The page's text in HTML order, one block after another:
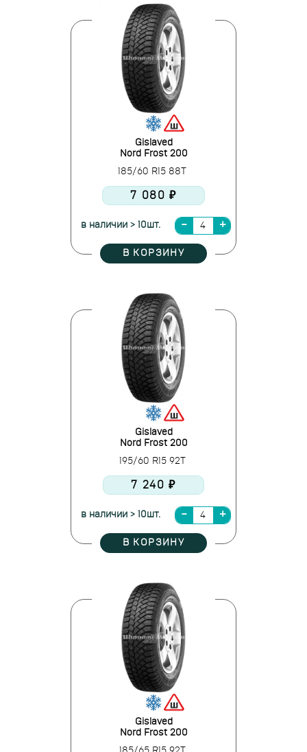
Gislaved
Nord Frost 200
185/60 R15 88T
7 080 ₽
в наличии > 10шт.
В КОРЗИНУ
Gislaved
Nord Frost 200
195/60 R15 92T
7 240 ₽
в наличии > 10шт.
В КОРЗИНУ
Gislaved
Nord Frost 200